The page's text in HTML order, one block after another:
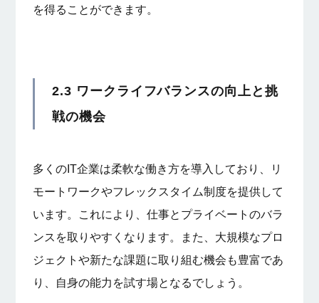
を得ることができます。
2.3 ワークライフバランスの向上と挑
戦の機会
多くのIT企業は柔軟な働き方を導入しており、リ
モートワークやフレックスタイム制度を提供して
います。これにより、仕事とプライベートのバラ
ンスを取りやすくなります。また、大規模なプロ
ジェクトや新たな課題に取り組む機会も豊富であ
り、自身の能力を試す場となるでしょう。